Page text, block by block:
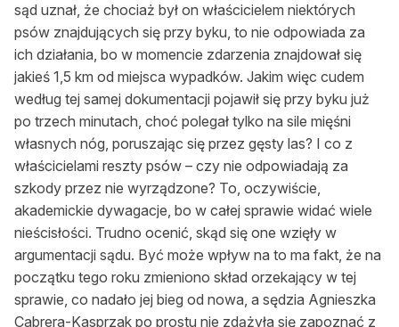
sąd uznał, że chociaż był on właścicielem niektórych
psów znajdujących się przy byku, to nie odpowiada za
ich działania, bo w momencie zdarzenia znajdował się
jakieś 1,5 km od miejsca wypadków. Jakim więc cudem
według tej samej dokumentacji pojawił się przy byku już
po trzech minutach, choć polegał tylko na sile mięśni
własnych nóg, poruszając się przez gęsty las? I co z
właścicielami reszty psów – czy nie odpowiadają za
szkody przez nie wyrządzone? To, oczywiście,
akademickie dywagacje, bo w całej sprawie widać wiele
nieścisłości. Trudno ocenić, skąd się one wzięły w
argumentacji sądu. Być może wpływ na to ma fakt, że na
początku tego roku zmieniono skład orzekający w tej
sprawie, co nadało jej bieg od nowa, a sędzia Agnieszka
Cabrera-Kasprzak po prostu nie zdążyła się zapoznać z